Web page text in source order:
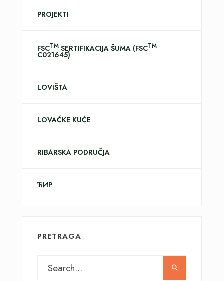
PROJEKTI
FSCTM SERTIFIKACIJA ŠUMA (FSCTM
C021645)
LOVIŠTA
LOVAČKE KUĆE
RIBARSKA PODRUČJA
ЋИР
PRETRAGA